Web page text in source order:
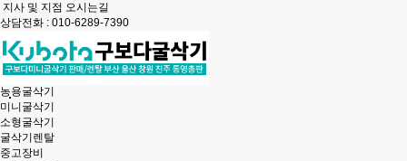
지사 및 지점 오시는길
상담전화 : 010-6289-7390
농용굴삭기
미니굴삭기
소형굴삭기
굴삭기렌탈
중고장비